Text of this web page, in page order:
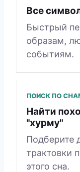
Все
Быстрый
образам,
событиям.
ПОИСК ПО
Найти
"хурму"
Подберите
трактовки
этого сна.